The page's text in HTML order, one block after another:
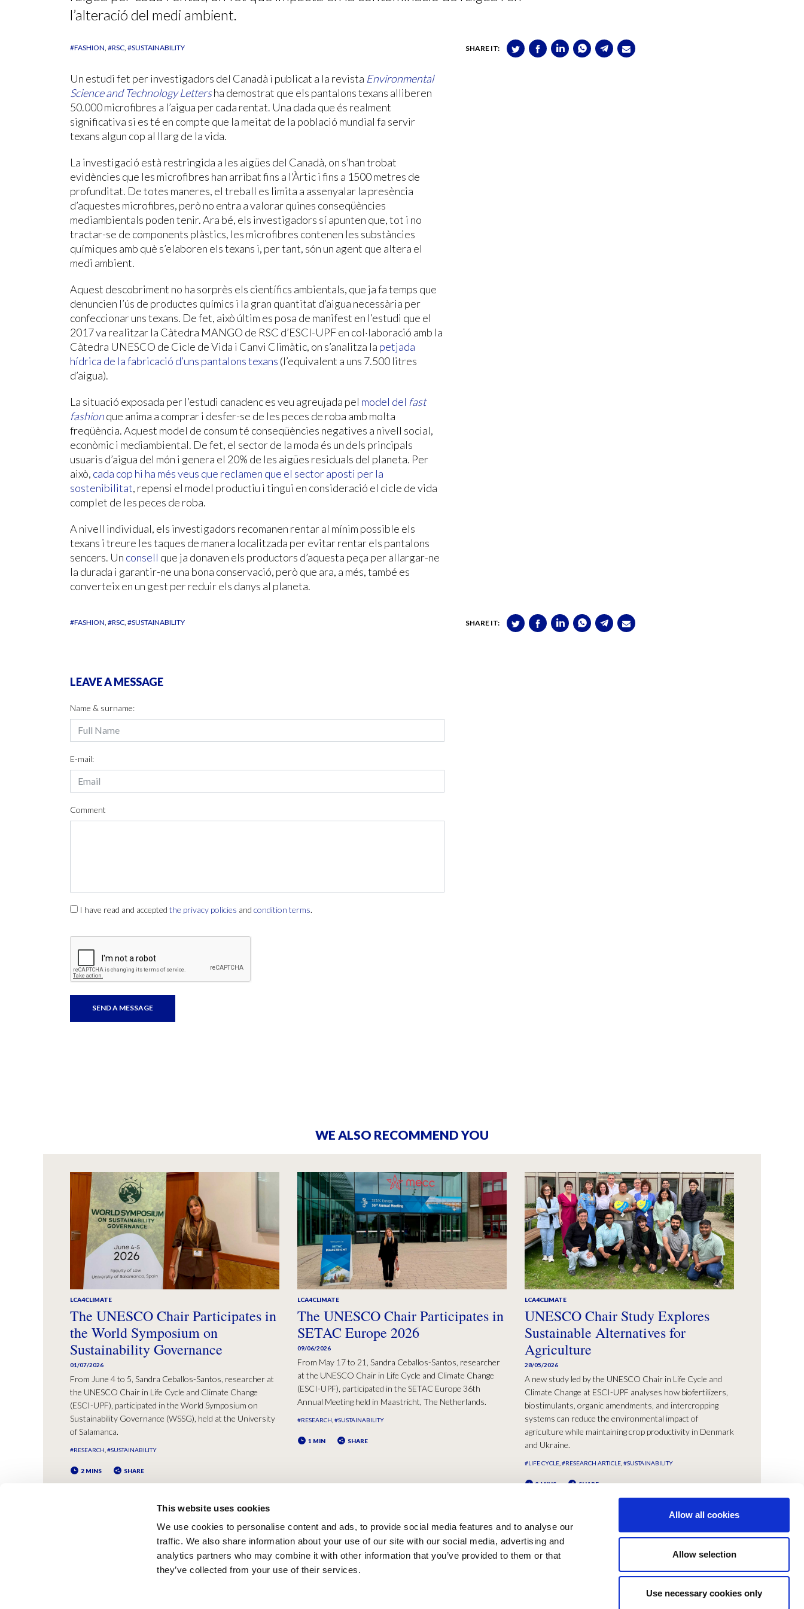
This website uses cookies
We use cookies to personalise content and ads, to provide social media features and to analyse our
traffic. We also share information about your use of our site with our social media, advertising and
analytics partners who may combine it with other information that you’ve provided to them or that
they’ve collected from your use of their services.
Allow all cookies
Allow selection
Use necessary cookies only
l’alteració del medi ambient.
#FASHION #RSC #SUSTAINABILITY SHARE IT:
Un estudi fet per investigadors del Canadà i publicat a la revista Environmental
Science and Technology Lettersha demostrat que els pantalons texans alliberen
50.000 microfibres a l’aigua per cada rentat. Una dada que és realment
significativa si es té en compte que la meitat de la població mundial fa servir
texans algun cop al llarg de la vida.
La investigació està restringida a les aigües del Canadà, on s’han trobat
evidències que les microfibres han arribat fins a l’Àrtic i fins a 1500 metres de
profunditat. De totes maneres, el treball es limita a assenyalar la presència
d’aquestes microfibres, però no entra a valorar quines conseqüències
mediambientals poden tenir. Ara bé, els investigadors sí apunten que, tot i no
tractar-se de components plàstics, les microfibres contenen les substàncies
químiques amb què s’elaboren els texans i, per tant, són un agent que altera el
medi ambient.
Aquest descobriment no ha sorprès els científics ambientals, que ja fa temps que
denuncien l’ús de productes químics i la gran quantitat d’aigua necessària per
confeccionar uns texans. De fet, això últim es posa de manifest en l’estudi que el
2017 va realitzar la Càtedra MANGO de RSC d’ESCI-UPF en col·laboració amb la
Càtedra UNESCO de Cicle de Vida i Canvi Climàtic, on s’analitza la petjada
hídrica de la fabricació d’uns pantalons texans (l’equivalent a uns 7.500 litres
d’aigua).
La situació exposada per l’estudi canadenc es veu agreujada pel model del fast
fashionque anima a comprar i desfer-se de les peces de roba amb molta
freqüència. Aquest model de consum té conseqüències negatives a nivell social,
econòmic i mediambiental. De fet, el sector de la moda és un dels principals
usuaris d’aigua del món i genera el 20% de les aigües residuals del planeta. Per
això, cada cop hi ha més veus que reclamen que el sector aposti per la
sostenibilitat, repensi el model productiu i tingui en consideració el cicle de vida
complet de les peces de roba.
A nivell individual, els investigadors recomanen rentar al mínim possible els
texans i treure les taques de manera localitzada per evitar rentar els pantalons
sencers. Un consell que ja donaven els productors d’aquesta peça per allargar-ne
la durada i garantir-ne una bona conservació, però que ara, a més, també es
converteix en un gest per reduir els danys al planeta.
#FASHION #RSC #SUSTAINABILITY SHARE IT:
LEAVE A MESSAGE
Name & surname:
E-mail:
Comment
I have read and accepted the privacy policies and condition terms.
WE ALSO RECOMMEND YOU
LCA4CLIMATE
The UNESCO Chair Participates in
the World Symposium on
Sustainability Governance
01/07/2026
From June 4 to 5, Sandra Ceballos-Santos, researcher at
the UNESCO Chair in Life Cycle and Climate Change
(ESCI-UPF), participated in the World Symposium on
Sustainability Governance (WSSG), held at the University
of Salamanca.
#RESEARCH #SUSTAINABILITY
2 MINS SHARE
LCA4CLIMATE
The UNESCO Chair Participates in
SETAC Europe 2026
09/06/2026
From May 17 to 21, Sandra Ceballos-Santos, researcher
at the UNESCO Chair in Life Cycle and Climate Change
(ESCI-UPF), participated in the SETAC Europe 36th
Annual Meeting held in Maastricht, The Netherlands.
#RESEARCH #SUSTAINABILITY
1 MIN SHARE
LCA4CLIMATE
UNESCO Chair Study Explores
Sustainable Alternatives for
Agriculture
28/05/2026
A new study led by the UNESCO Chair in Life Cycle and
Climate Change at ESCI-UPF analyses how biofertilizers,
biostimulants, organic amendments, and intercropping
systems can reduce the environmental impact of
agriculture while maintaining crop productivity in Denmark
and Ukraine.
#LIFE CYCLE #RESEARCH ARTICLE #SUSTAINABILITY
3 MINS SHARE